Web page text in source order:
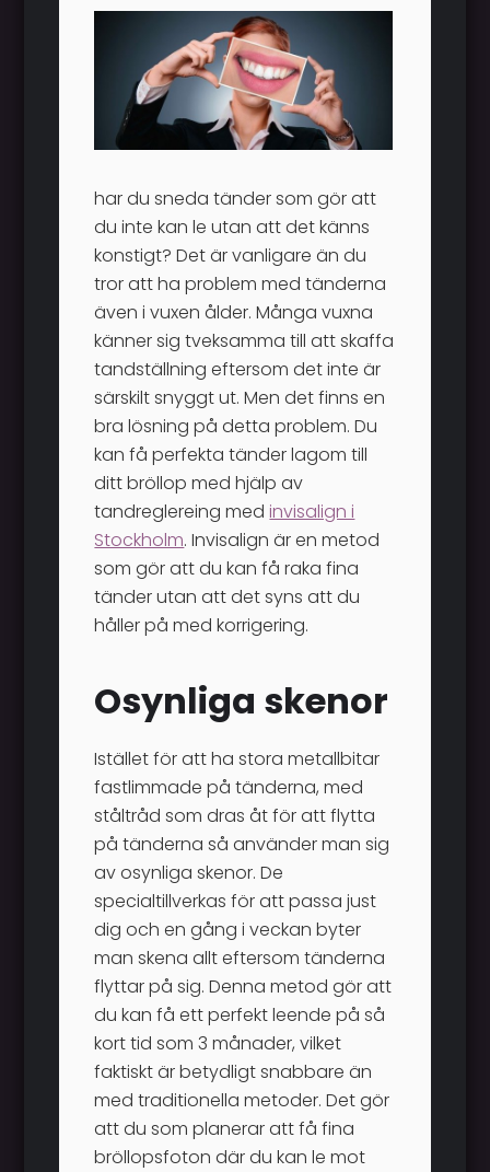
har du sneda tänder som gör att
du inte kan le utan att det känns
konstigt? Det är vanligare än du
tror att ha problem med tänderna
även i vuxen ålder. Många vuxna
känner sig tveksamma till att skaffa
tandställning eftersom det inte är
särskilt snyggt ut. Men det finns en
bra lösning på detta problem. Du
kan få perfekta tänder lagom till
ditt bröllop med hjälp av
tandreglereing medinvisalign i
Stockholm. Invisalign är en metod
som gör att du kan få raka fina
tänder utan att det syns att du
håller på med korrigering.
Osynliga skenor
Istället för att ha stora metallbitar
fastlimmade på tänderna, med
ståltråd som dras åt för att flytta
på tänderna så använder man sig
av osynliga skenor. De
specialtillverkas för att passa just
dig och en gång i veckan byter
man skena allt eftersom tänderna
flyttar på sig. Denna metod gör att
du kan få ett perfekt leende på så
kort tid som 3 månader, vilket
faktiskt är betydligt snabbare än
med traditionella metoder. Det gör
att du som planerar att få fina
bröllopsfoton där du kan le mot